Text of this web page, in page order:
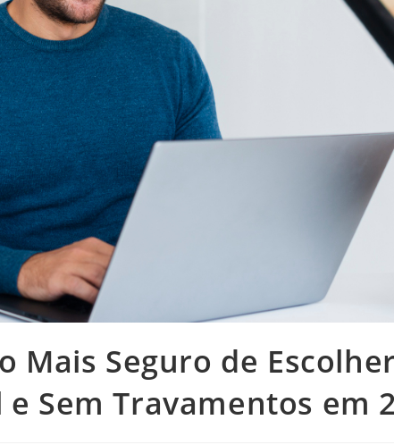
Mais Seguro de
Sem Travamentos em